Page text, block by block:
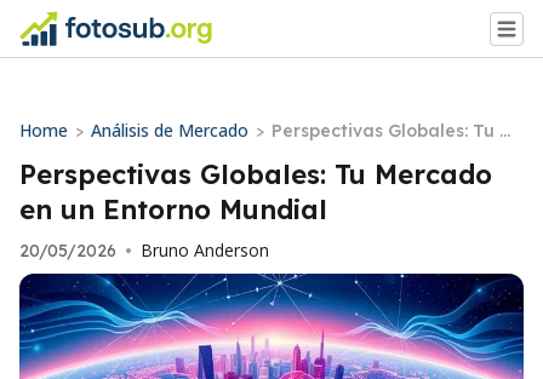
Home > Análisis de Mercado > Perspectivas Globales: Tu M
ercado en un Entorno Mundi
al
Perspectivas Globales: Tu Mercado
en un Entorno Mundial
20/05/2026 • Bruno Anderson